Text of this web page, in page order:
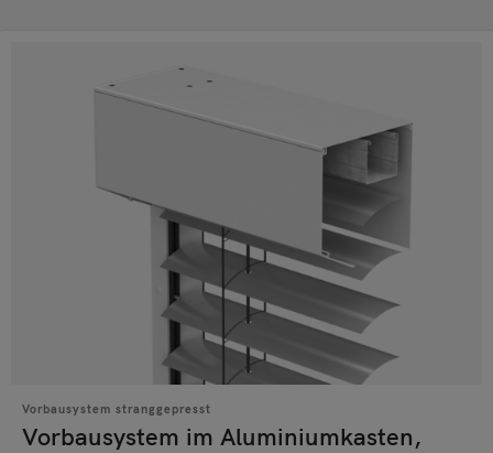
Vorbausystem stranggepresst
Vorbausystem im Aluminiumkasten,